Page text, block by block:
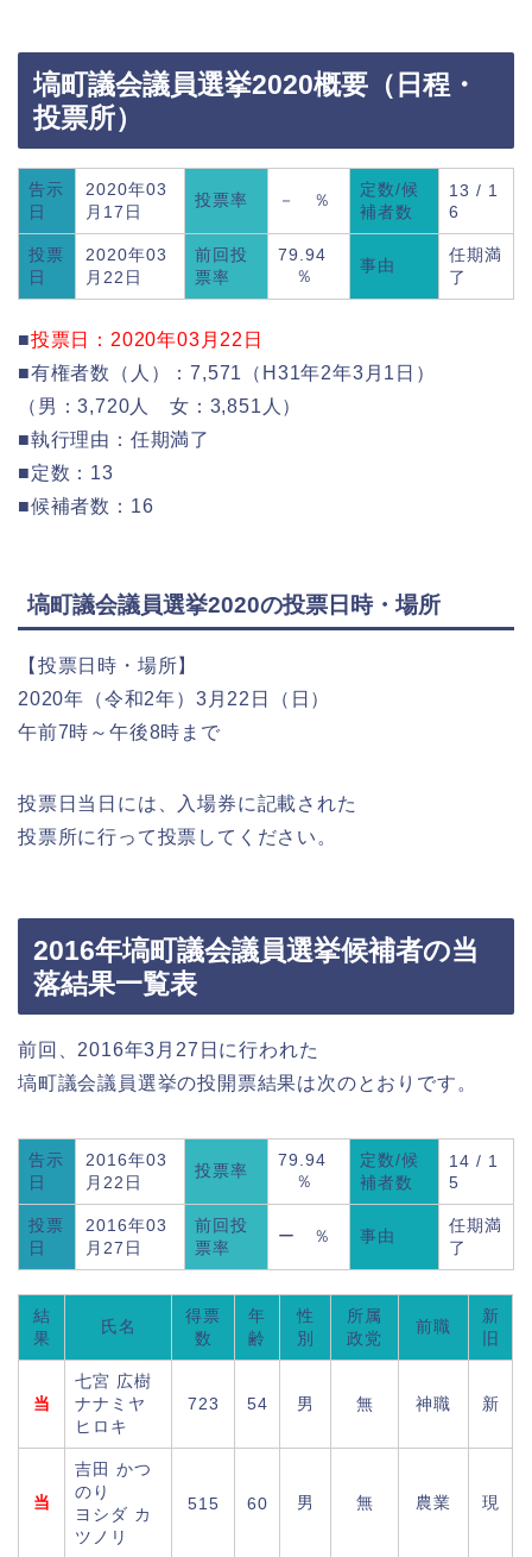
塙町議会議員選挙2020概要（日程・
投票所）
告示
日
2020年03
月17日
投票率 － ％
定数/候
補者数
13 / 1
6
投票
日
2020年03
月22日
前回投
票率
79.94
％
事由
任期満
了
■投票日：2020年03月22日
■有権者数（人）：7,571（H31年2年3月1日）
（男：3,720人 女：3,851人）
■執行理由：任期満了
■定数：13
■候補者数：16
塙町議会議員選挙2020の投票日時・場所
【投票日時・場所】
2020年（令和2年）3月22日（日）
午前7時～午後8時まで
投票日当日には、入場券に記載された
投票所に行って投票してください。
2016年塙町議会議員選挙候補者の当
落結果一覧表
前回、2016年3月27日に行われた
塙町議会議員選挙の投開票結果は次のとおりです。
告示
日
2016年03
月22日
投票率
79.94
％
定数/候
補者数
14 / 1
5
投票
日
2016年03
月27日
前回投
票率
ー ％ 事由
任期満
了
結
果
氏名
得票
数
年
齢
性
別
所属
政党
前職
新
旧
当
七宮 広樹
ナナミヤ
ヒロキ
723 54 男 無 神職 新
当
吉田 かつ
のり
ヨシダ カ
ツノリ
515 60 男 無 農業 現